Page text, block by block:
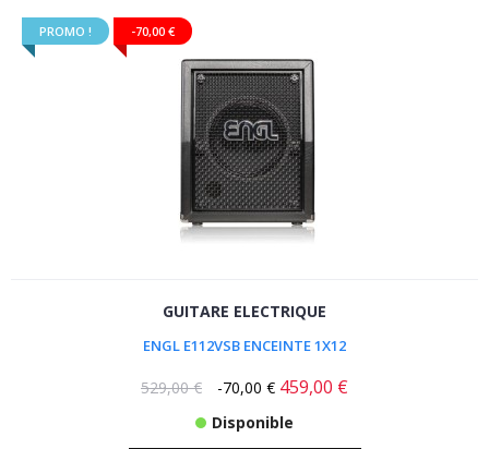
PROMO ! -70,00 €
GUITARE ELECTRIQUE
ENGL E112VSB ENCEINTE 1X12
529,00 € -70,00 € 459,00 €
Disponible